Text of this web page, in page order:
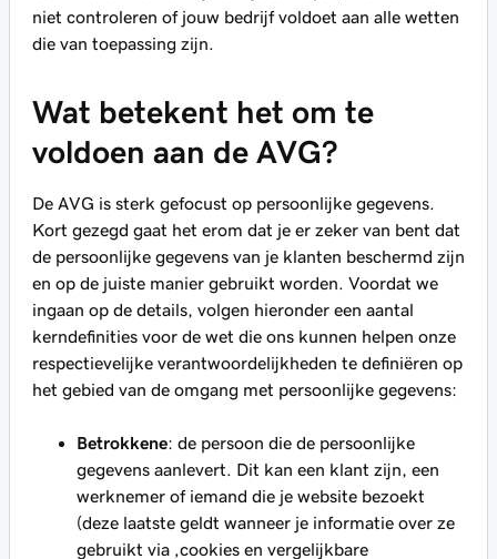
niet controleren of jouw bedrijf voldoet aan alle wetten
die van toepassing zijn.
Wat betekent het om te
voldoen aan de AVG?
De AVG is sterk gefocust op persoonlijke gegevens.
Kort gezegd gaat het erom dat je er zeker van bent dat
de persoonlijke gegevens van je klanten beschermd zijn
en op de juiste manier gebruikt worden. Voordat we
ingaan op de details, volgen hieronder een aantal
kerndefinities voor de wet die ons kunnen helpen onze
respectievelijke verantwoordelijkheden te definiëren op
het gebied van de omgang met persoonlijke gegevens:
Betrokkene: de persoon die de persoonlijke
gegevens aanlevert. Dit kan een klant zijn, een
werknemer of iemand die je website bezoekt
(deze laatste geldt wanneer je informatie over ze
gebruikt via ‚cookies en vergelijkbare